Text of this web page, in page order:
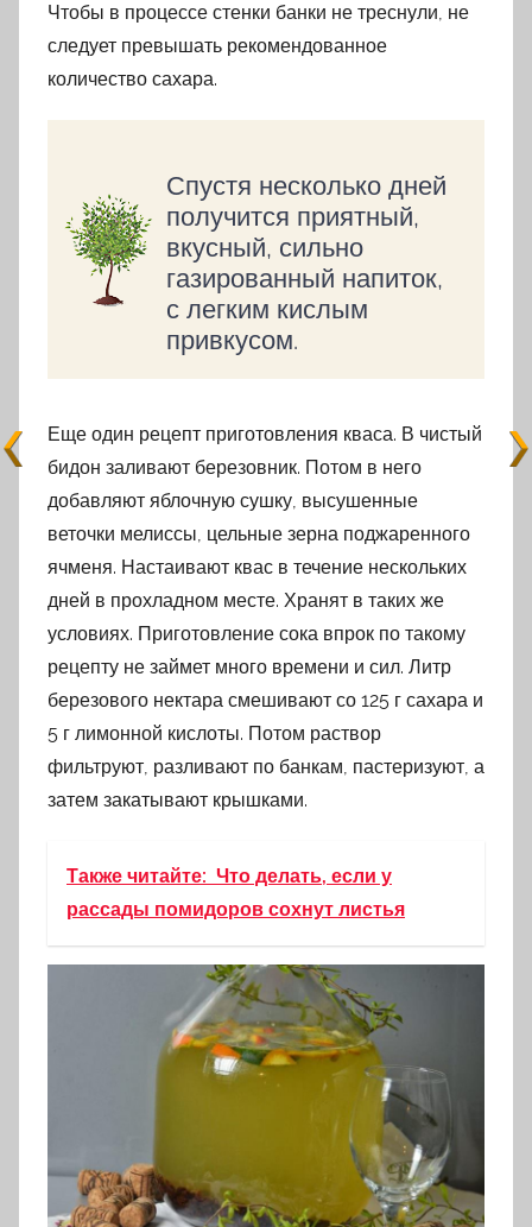
Чтобы в процессе стенки банки не треснули, не
следует превышать рекомендованное
количество сахара.
Спустя несколько дней
получится приятный,
вкусный, сильно
газированный напиток,
с легким кислым
привкусом.
Еще один рецепт приготовления кваса. В чистый
бидон заливают березовник. Потом в него
добавляют яблочную сушку, высушенные
веточки мелиссы, цельные зерна поджаренного
ячменя. Настаивают квас в течение нескольких
дней в прохладном месте. Хранят в таких же
условиях. Приготовление сока впрок по такому
рецепту не займет много времени и сил. Литр
березового нектара смешивают со 125 г сахара и
5 г лимонной кислоты. Потом раствор
фильтруют, разливают по банкам, пастеризуют, а
затем закатывают крышками.
Также читайте: Что делать, если у
рассады помидоров сохнут листья